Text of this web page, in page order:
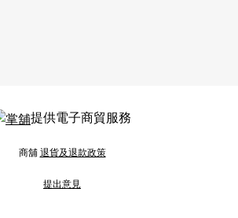
提供電子商貿服務
商舖退貨及退款政策
提出意見